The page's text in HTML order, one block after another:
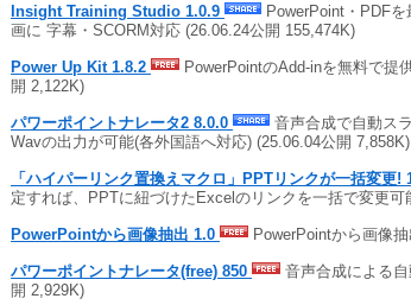
Insight Training Studio 1.0.9
PowerPoint・PDF
画に 字幕・SCORM対応 (26.06.24公開 155,474K)
Power Up Kit 1.8.2
PowerPointのAdd-inを無料で提
開 2,122K)
パワーポイントナレータ2 8.0.0
音声合成で自動ス
Wavの出力が可能(各外国語へ対応) (25.06.04公開 7,858K)
「ハイパーリンク置換えマクロ」PPTリンクが一括変更!
定すれば、PPTに紐づけたExcelのリンクを一括で変更可
PowerPointから画像抽出 1.0 PowerPointから画像
パワーポイントナレータ(free) 850
音声合成による
開 2,929K)